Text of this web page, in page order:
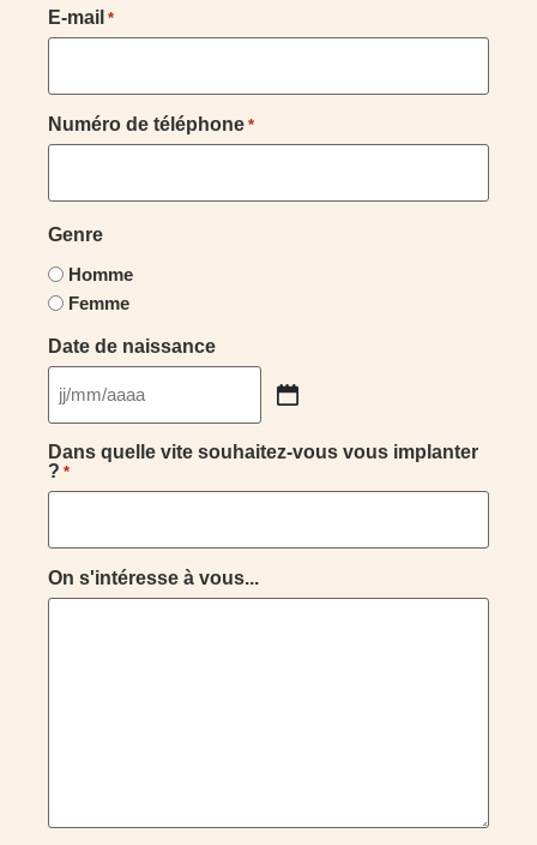
E-mail *
Numéro de téléphone *
Genre
Homme
Femme
Date de naissance
Dans quelle vite souhaitez-vous vous implanter
? *
On s'intéresse à vous...